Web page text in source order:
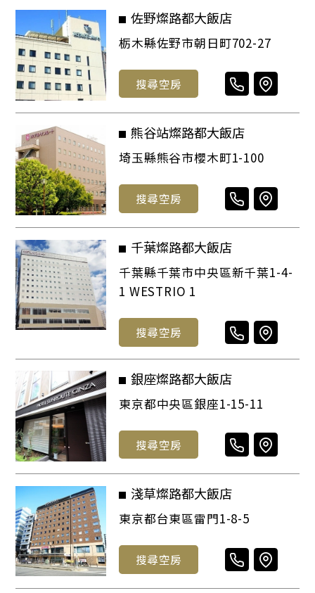
佐野燦路都大飯店
栃木縣佐野市朝日町702-27
搜尋空房
熊谷站燦路都大飯店
埼玉縣熊谷市櫻木町1-100
搜尋空房
千葉燦路都大飯店
千葉縣千葉市中央區新千葉1-4-
1 WESTRIO 1
搜尋空房
銀座燦路都大飯店
東京都中央區銀座1-15-11
搜尋空房
淺草燦路都大飯店
東京都台東區雷門1-8-5
搜尋空房